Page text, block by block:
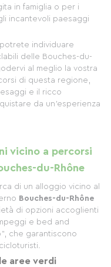
in famiglia o per i
incantevoli paesaggi
individuare
delle Bouches-du-
al meglio la vostra
di questa regione,
e il ricco
da un'esperienza
vicino a percorsi
du-Rhône
di un alloggio vicino al
Bouches-du-Rhône
di opzioni accoglienti
e bed and
che garantiscono
aree verdi